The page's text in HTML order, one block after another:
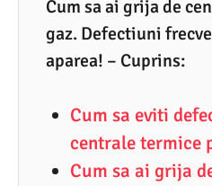
Cum sa ai grija de
gaz. Defectiuni
aparea! – Cuprins:
Cum sa eviti
centrale termice
Cum sa ai grija